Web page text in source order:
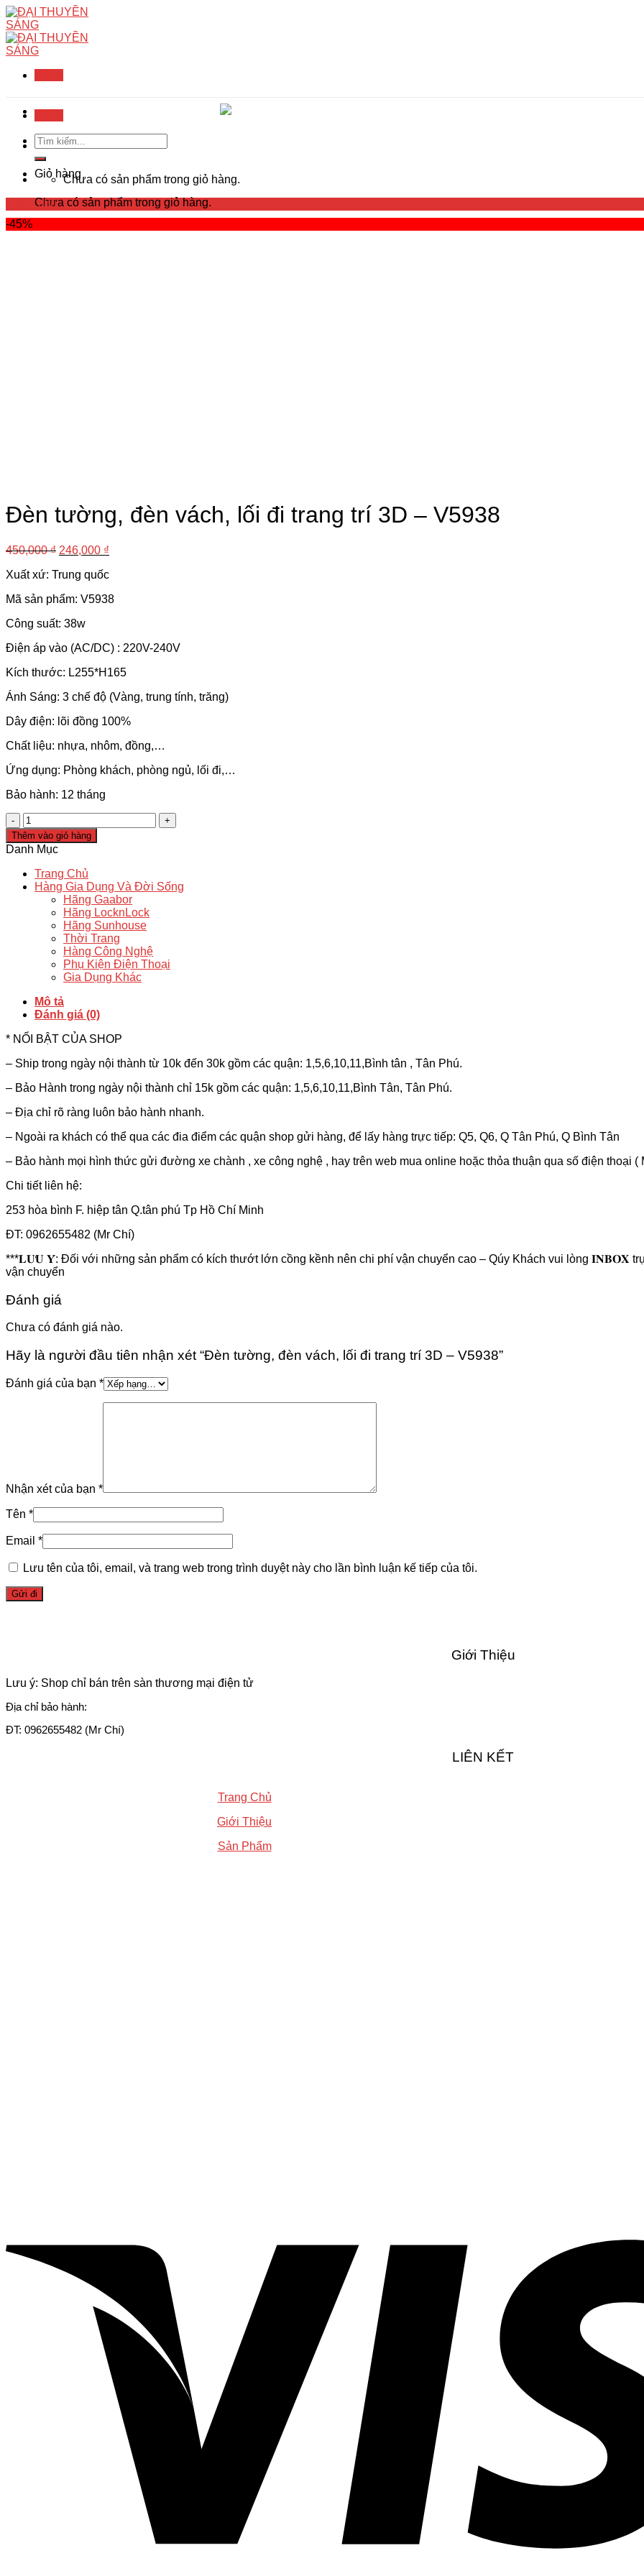
Skip
to
content
Giỏ hàng
Chưa có sản phẩm trong giỏ hàng.
Tìm
kiếm:
Chưa có sản phẩm trong giỏ hàng.
Trang chủ
-45%
Đèn tường, đèn vách, lối đi trang trí 3D – V5938
450,000₫ 246,000 ₫
Xuất xứ: Trung quốc
Mã sản phẩm: V5938
Công suất: 38w
Điện áp vào (AC/DC) : 220V-240V
Kích thước: L255*H165
Ánh Sáng: 3 chế độ (Vàng, trung tính, trăng)
Dây điện: lõi đồng 100%
Chất liệu: nhựa, nhôm, đồng,…
Ứng dụng: Phòng khách, phòng ngủ, lối đi,…
Bảo hành: 12 tháng
Đèn
tường,
đèn
vách,
lối
đi
trang
V5938
lượng
Thêm vào giỏ hàng
Danh Mục
Trang Chủ
Hàng Gia Dụng Và Đời Sống
Hãng Gaabor
Hãng LocknLock
Hãng Sunhouse
Thời Trang
Hàng Công Nghệ
Phụ Kiện Điện Thoại
Gia Dụng Khác
Mô tả
Đánh giá (0)
* NỔI BẬT CỦA SHOP
– Ship trong ngày nội thành từ 10k đến 30k gồm các quận: 1,5,6,10,11,Bình tân , Tân Phú.
– Bảo Hành trong ngày nội thành chỉ 15k gồm các quận: 1,5,6,10,11,Bình Tân, Tân Phú.
– Địa chỉ rõ ràng luôn bảo hành nhanh.
– Ngoài ra khách có thể qua các đia điểm các quận shop gửi hàng, để lấy hàng trực tiếp: Q5, Q6, Q Tân Phú, Q Bình Tân
– Bảo hành mọi hình thức gửi đường xe chành , xe công nghệ , hay trên web mua online hoặc thỏa thuận qua số điện thoại (
Chi tiết liên hệ:
253 hòa bình F. hiệp tân Q.tân phú Tp Hồ Chí Minh
ĐT: 0962655482 (Mr Chí)
***𝐋𝐔̛𝐔 𝐘́: Đối với những sản phẩm có kích thướt lớn cồng kềnh nên chi phí vận chuyển cao – Qúy Khách vui lòng 𝐈𝐍𝐁𝐎𝐗
vận chuyển
Đánh giá
Chưa có đánh giá nào.
Hãy là người đầu tiên nhận xét “Đèn tường, đèn vách, lối đi trang trí 3D – V5938”
Đánh giá của bạn *
Nhận xét của bạn *
Tên *
Email *
Lưu tên của tôi, email, và trang web trong trình duyệt này cho lần bình luận kế tiếp của tôi.
Giới Thiệu
Lưu ý: Shop chỉ bán trên sàn thương mại điện tử
Địa chỉ bảo hành:
ĐT: 0962655482 (Mr Chí)
LIÊN KẾT
Trang Chủ
Giới Thiệu
Sản Phẩm